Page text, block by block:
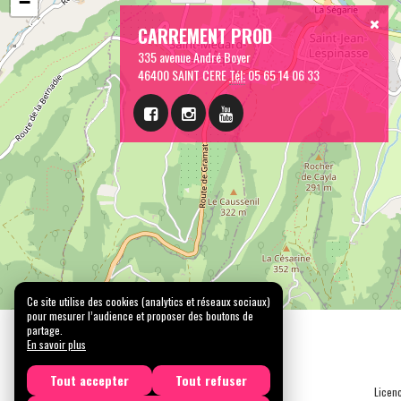
CARREMENT PROD
335 avenue André Boyer
46400 SAINT CERETél:05 65 14 06 33
Ce site utilise des cookies (analytics et réseaux sociaux)
pour mesurer l’audience et proposer des boutons de
partage.
En savoir plus
Tout accepter Tout refuser